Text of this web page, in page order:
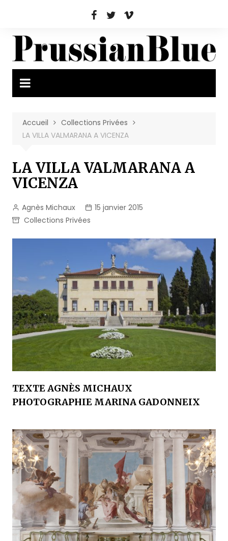
Accueil
Collections Privées
LA VILLA VALMARANA A VICENZA
LA VILLA VALMARANA A
VICENZA
Agnès Michaux
15 janvier 2015
Collections Privées
TEXTE AGNÈS MICHAUX
PHOTOGRAPHIE MARINA GADONNEIX